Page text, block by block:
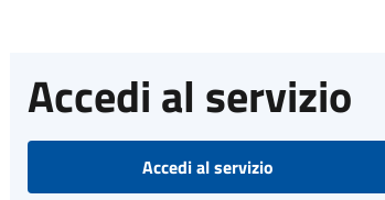
Accedi al servizio
Accedi al servizio